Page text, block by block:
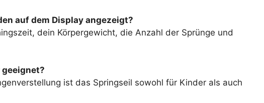
auf dem Display angezeigt?
dein Körpergewicht, die Anzahl der Sprünge und
ist das Springseil sowohl für Kinder als auch